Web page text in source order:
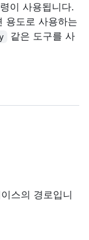
이 사용됩니다.
용도로 사용하는
같은 도구를 사
스의 경로입니